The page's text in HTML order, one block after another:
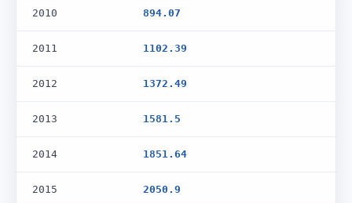
2010 894.07
2011 1102.39
2012 1372.49
2013 1581.5
2014 1851.64
2015 2050.9